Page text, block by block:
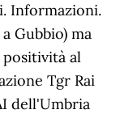
Informazioni.
Gubbio) ma
positività al
Tgr Rai
dell'Umbria